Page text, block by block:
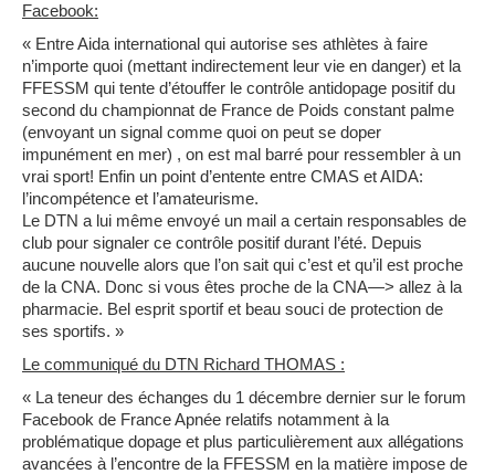
Facebook:
« Entre Aida international qui autorise ses athlètes à faire
n’importe quoi (mettant indirectement leur vie en danger) et la
FFESSM qui tente d’étouffer le contrôle antidopage positif du
second du championnat de France de Poids constant palme
(envoyant un signal comme quoi on peut se doper
impunément en mer) , on est mal barré pour ressembler à un
vrai sport! Enfin un point d’entente entre CMAS et AIDA:
l’incompétence et l’amateurisme.
Le DTN a lui même envoyé un mail a certain responsables de
club pour signaler ce contrôle positif durant l’été. Depuis
aucune nouvelle alors que l’on sait qui c’est et qu’il est proche
de la CNA. Donc si vous êtes proche de la CNA—> allez à la
pharmacie. Bel esprit sportif et beau souci de protection de
ses sportifs. »
Le communiqué du DTN Richard THOMAS :
« La teneur des échanges du 1 décembre dernier sur le forum
Facebook de France Apnée relatifs notamment à la
problématique dopage et plus particulièrement aux allégations
avancées à l’encontre de la FFESSM en la matière impose de